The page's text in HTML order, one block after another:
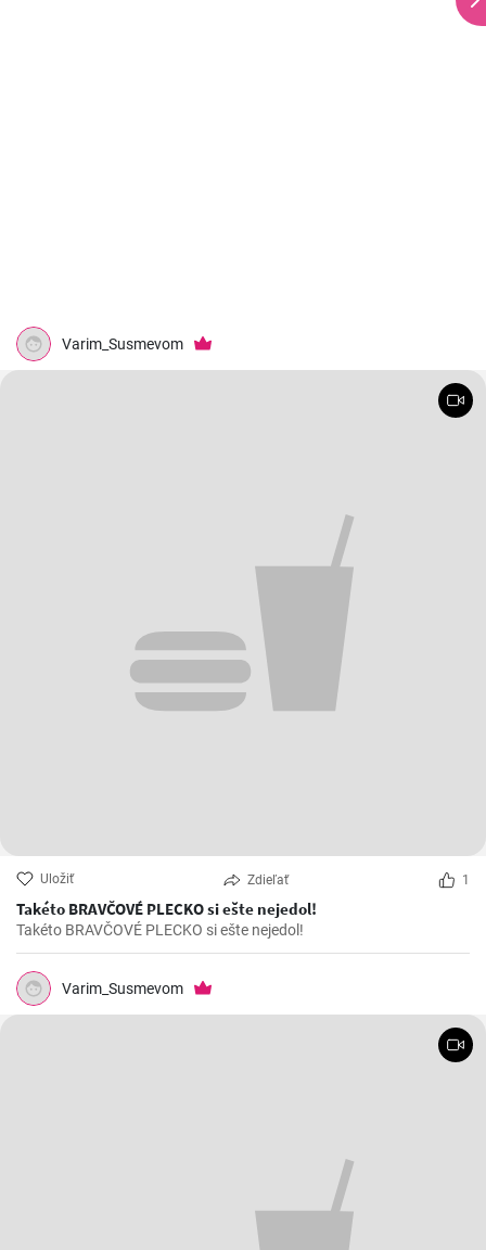
Varim_Susmevom
Uložiť Zdieľať 1
Takéto BRAVČOVÉ PLECKO si ešte nejedol!
Takéto BRAVČOVÉ PLECKO si ešte nejedol!
Varim_Susmevom